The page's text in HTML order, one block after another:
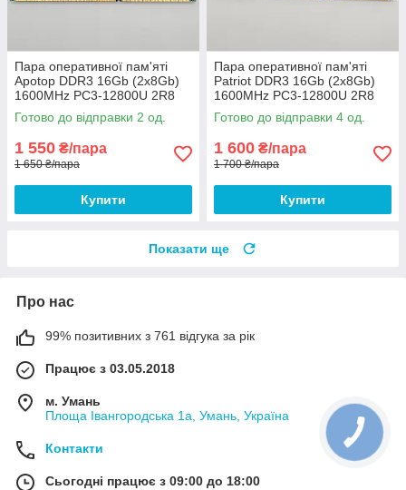
Пара оперативної пам'яті
Apotop DDR3 16Gb (2x8Gb)
1600MHz PC3-12800U 2R8
CL9 (U3A8G93-
16G9HMBB22) Б/В
Готово до відправки 2 од.
1 550 ₴/пара
1 650 ₴/пара
Купити
Пара оперативної пам'яті
Patriot DDR3 16Gb (2x8Gb)
1600MHz PC3-12800U 2R8
CL11 (PSD316G1600KH) Б/В
Готово до відправки 4 од.
1 600 ₴/пара
1 700 ₴/пара
Купити
Показати ще
Про нас
99% позитивних з 761 відгука за рік
Працює з 03.05.2018
м. Умань
Площа Івангородська 1а, Умань, Україна
Контакти
Сьогодні працює з 09:00 до 18:00